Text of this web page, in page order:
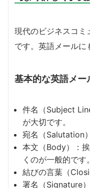
現代のビジネスコミ
です。英語メールに
基本的な英語メー
件名（Subject
が大切です。
宛名（Salutation
本文（Body）：
くのが一般的です。
結びの言葉（
署名（Signature